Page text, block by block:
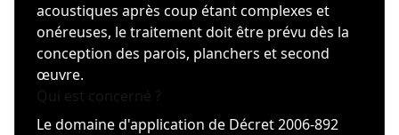
acoustiques après coup étant complexes et
onéreuses, le traitement doit être prévu dès la
conception des parois, planchers et second
œuvre.
Le domaine d'application de Décret 2006-892